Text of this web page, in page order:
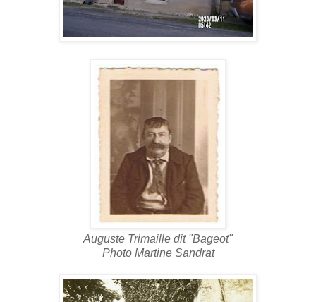
Auguste Trimaille dit "Bageot"
Photo Martine Sandrat